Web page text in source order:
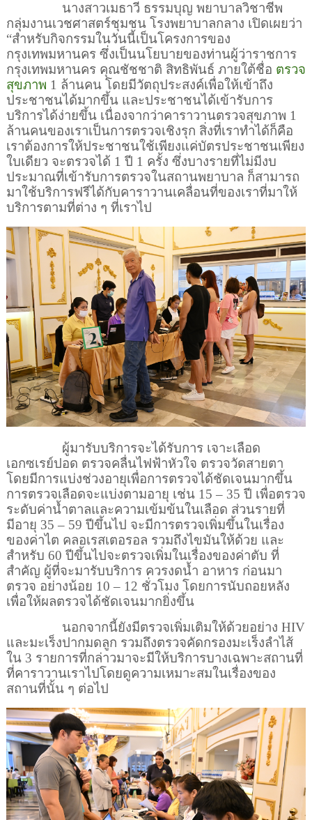
นางสาวเมธาวี ธรรมบุญ พยาบาลวิชาชีพ
กลุ่มงานเวชศาสตร์ชุมชน โรงพยาบาลกลาง เปิดเผยว่า
“สำหรับกิจกรรมในวันนี้เป็นโครงการของ
กรุงเทพมหานคร ซึ่งเป็นนโยบายของท่านผู้ว่าราชการ
กรุงเทพมหานคร คุณชัชชาติ สิทธิพันธ์ ภายใต้ชื่อ ตรวจ
สุขภาพ 1 ล้านคน โดยมีวัตถุประสงค์เพื่อให้เข้าถึง
ประชาชนได้มากขึ้น และประชาชนได้เข้ารับการ
บริการได้ง่ายขึ้น เนื่องจากว่าคาราวานตรวจสุขภาพ 1
ล้านคนของเราเป็นการตรวจเชิงรุก สิ่งที่เราทำได้ก็คือ
เราต้องการให้ประชาชนใช้เพียงแค่บัตรประชาชนเพียง
ใบเดียว จะตรวจได้ 1 ปี 1 ครั้ง ซึ่งบางรายที่ไม่มีงบ
ประมาณที่เข้ารับการตรวจในสถานพยาบาล ก็สามารถ
มาใช้บริการฟรีได้กับคาราวานเคลื่อนที่ของเราที่มาให้
บริการตามที่ต่าง ๆ ที่เราไป
ผู้มารับบริการจะได้รับการ เจาะเลือด
เอกซเรย์ปอด ตรวจคลื่นไฟฟ้าหัวใจ ตรวจวัดสายตา
โดยมีการแบ่งช่วงอายุเพื่อการตรวจได้ชัดเจนมากขึ้น
การตรวจเลือดจะแบ่งตามอายุ เช่น 15 – 35 ปี เพื่อตรวจ
ระดับค่าน้ำตาลและความเข้มข้นในเลือด ส่วนรายที่
มีอายุ 35 – 59 ปีขึ้นไป จะมีการตรวจเพิ่มขึ้นในเรื่อง
ของค่าไต คลอเรสเตอรอล รวมถึงไขมันให้ด้วย และ
สำหรับ 60 ปีขึ้นไปจะตรวจเพิ่มในเรื่องของค่าตับ ที่
สำคัญ ผู้ที่จะมารับบริการ ควรงดน้ำ อาหาร ก่อนมา
ตรวจ อย่างน้อย 10 – 12 ชั่วโมง โดยการนับถอยหลัง
เพื่อให้ผลตรวจได้ชัดเจนมากยิ่งขึ้น
นอกจากนี้ยังมีตรวจเพิ่มเติมให้ด้วยอย่าง HIV
และมะเร็งปากมดลูก รวมถึงตรวจคัดกรองมะเร็งลำไส้
ใน 3 รายการที่กล่าวมาจะมีให้บริการบางเฉพาะสถานที่
ที่คาราวานเราไปโดยดูความเหมาะสมในเรื่องของ
สถานที่นั้น ๆ ต่อไป